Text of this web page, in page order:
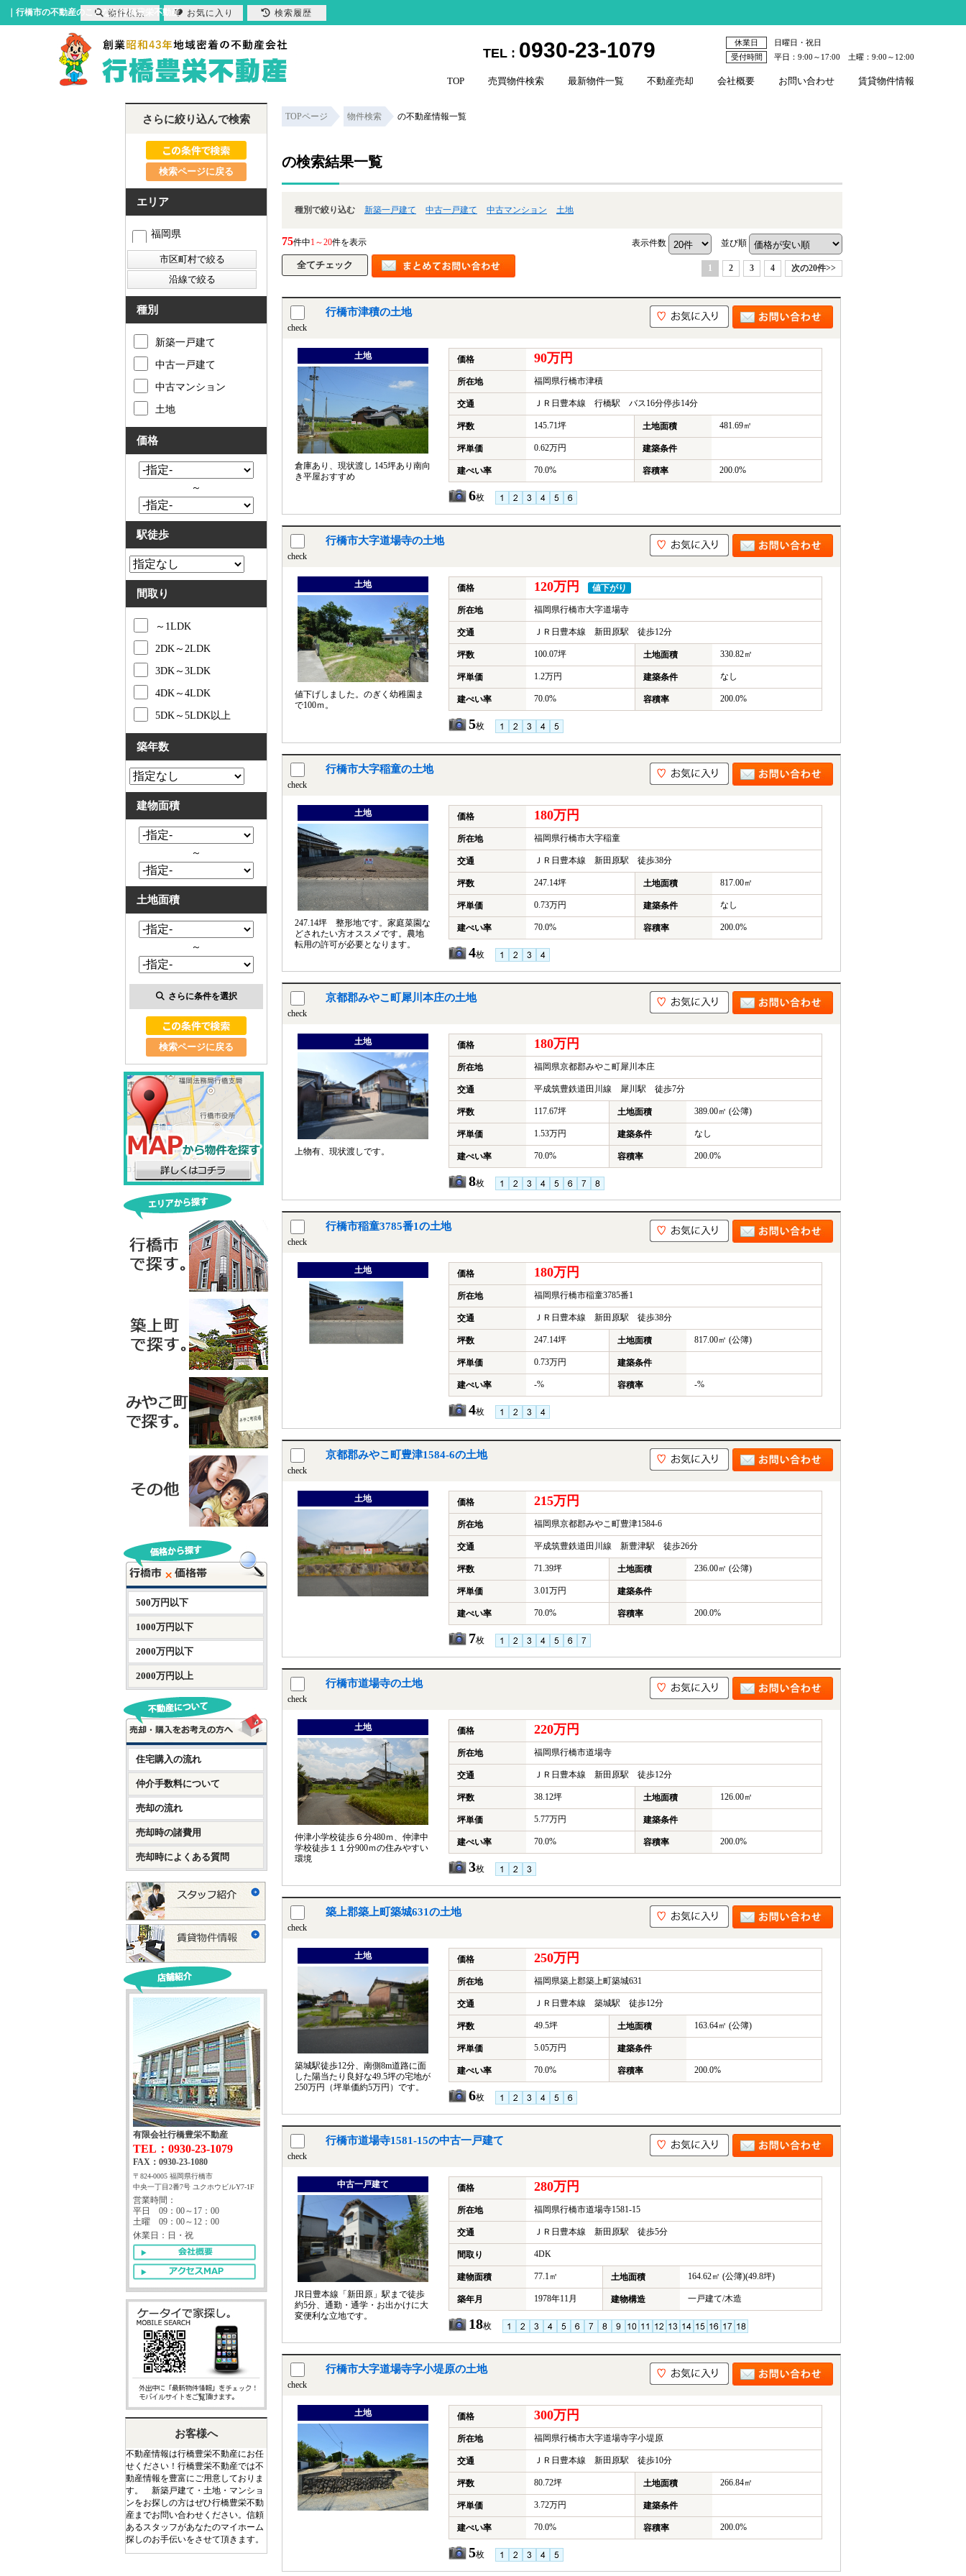
｜行橋市の不動産のことなら行橋豊栄不動産
TEL : 0930-23-1079 休業日
日曜日・祝日
受付時間
平日：9:00～17:00 土曜：9:00～12:00
TOP 売買物件検索 最新物件一覧 不動産売却 会社概要 お問い合わせ 賃貸物件情報
TOPページ 物件検索 の不動産情報一覧
の検索結果一覧
種別で絞り込む 新築一戸建て 中古一戸建て 中古マンション 土地
75件中1～20件を表示 表示件数 並び順
1 2 3 4 次の20件>>
check
行橋市津積の土地
土地
倉庫あり、現状渡し 145坪あり南向
き平屋おすすめ
価格 90万円
所在地 福岡県行橋市津積
交通 ＪＲ日豊本線 行橋駅 バス16分停歩14分
坪数 145.71坪 土地面積 481.69㎡
坪単価 0.62万円 建築条件
建ぺい率 70.0% 容積率 200.0%
6枚
check
行橋市大字道場寺の土地
土地
値下げしました。のぎく幼稚園ま
で100ｍ。
価格 120万円 値下がり
所在地 福岡県行橋市大字道場寺
交通 ＪＲ日豊本線 新田原駅 徒歩12分
坪数 100.07坪 土地面積 330.82㎡
坪単価 1.2万円 建築条件 なし
建ぺい率 70.0% 容積率 200.0%
5枚
check
行橋市大字稲童の土地
土地
247.14坪 整形地です。家庭菜園な
どされたい方オススメです。農地
転用の許可が必要となります。
価格 180万円
所在地 福岡県行橋市大字稲童
交通 ＪＲ日豊本線 新田原駅 徒歩38分
坪数 247.14坪 土地面積 817.00㎡
坪単価 0.73万円 建築条件 なし
建ぺい率 70.0% 容積率 200.0%
4枚
check
京都郡みやこ町犀川本庄の土地
土地
上物有、現状渡しです。
価格 180万円
所在地 福岡県京都郡みやこ町犀川本庄
交通 平成筑豊鉄道田川線 犀川駅 徒歩7分
坪数 117.67坪 土地面積 389.00㎡ (公簿)
坪単価 1.53万円 建築条件 なし
建ぺい率 70.0% 容積率 200.0%
8枚
check
行橋市稲童3785番1の土地
土地 価格 180万円
所在地 福岡県行橋市稲童3785番1
交通 ＪＲ日豊本線 新田原駅 徒歩38分
坪数 247.14坪 土地面積 817.00㎡ (公簿)
坪単価 0.73万円 建築条件
建ぺい率 -% 容積率 -%
4枚
check
京都郡みやこ町豊津1584-6の土地
土地 価格 215万円
所在地 福岡県京都郡みやこ町豊津1584-6
交通 平成筑豊鉄道田川線 新豊津駅 徒歩26分
坪数 71.39坪 土地面積 236.00㎡ (公簿)
坪単価 3.01万円 建築条件
建ぺい率 70.0% 容積率 200.0%
7枚
check
行橋市道場寺の土地
土地
仲津小学校徒歩６分480ｍ、仲津中
学校徒歩１１分900ｍの住みやすい
環境
価格 220万円
所在地 福岡県行橋市道場寺
交通 ＪＲ日豊本線 新田原駅 徒歩12分
坪数 38.12坪 土地面積 126.00㎡
坪単価 5.77万円 建築条件
建ぺい率 70.0% 容積率 200.0%
3枚
check
築上郡築上町築城631の土地
土地
築城駅徒歩12分、南側8m道路に面
した陽当たり良好な49.5坪の宅地が
250万円（坪単価約5万円）です。
価格 250万円
所在地 福岡県築上郡築上町築城631
交通 ＪＲ日豊本線 築城駅 徒歩12分
坪数 49.5坪 土地面積 163.64㎡ (公簿)
坪単価 5.05万円 建築条件
建ぺい率 70.0% 容積率 200.0%
6枚
check
行橋市道場寺1581-15の中古一戸建て
中古一戸建て
JR日豊本線「新田原」駅まで徒歩
約5分、通勤・通学・お出かけに大
変便利な立地です。
価格 280万円
所在地 福岡県行橋市道場寺1581-15
交通 ＪＲ日豊本線 新田原駅 徒歩5分
間取り 4DK
建物面積 77.1㎡ 土地面積 164.62㎡ (公簿)(49.8坪)
築年月 1978年11月 建物構造 一戸建て/木造
18枚
check
行橋市大字道場寺字小堤原の土地
土地 価格 300万円
所在地 福岡県行橋市大字道場寺字小堤原
交通 ＪＲ日豊本線 新田原駅 徒歩10分
坪数 80.72坪 土地面積 266.84㎡
坪単価 3.72万円 建築条件
建ぺい率 70.0% 容積率 200.0%
5枚
さらに絞り込んで検索
検索ページに戻る
エリア
福岡県
種別
新築一戸建て
中古一戸建て
中古マンション
土地
価格
～
駅徒歩
間取り
～1LDK
2DK～2LDK
3DK～3LDK
4DK～4LDK
5DK～5LDK以上
築年数
建物面積
～
土地面積
～
さらに条件を選択
検索ページに戻る
500万円以下
1000万円以下
2000万円以下
2000万円以上
住宅購入の流れ
仲介手数料について
売却の流れ
売却時の諸費用
売却時によくある質問
有限会社行橋豊栄不動産
TEL：0930-23-1079
FAX：0930-23-1080
〒824-0005 福岡県行橋市
中央一丁目2番7号 ユクホウビルY7-1F
営業時間：
平日 09：00～17：00
土曜 09：00～12：00
休業日：日・祝
お客様へ
不動産情報は行橋豊栄不動産にお任
せください！行橋豊栄不動産では不
動産情報を豊富にご用意しておりま
す。 新築戸建て・土地・マンショ
ンをお探しの方はぜひ行橋豊栄不動
産までお問い合わせください。信頼
あるスタッフがあなたのマイホーム
探しのお手伝いをさせて頂きます。
物件検索 お気に入り 検索履歴